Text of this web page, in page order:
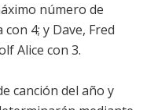
número de
4; y Dave, Fred
Alice con 3.
canción del año y